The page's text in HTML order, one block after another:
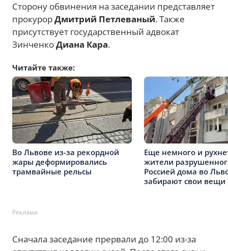
Сторону обвинения на заседании представляет
прокурорДмитрий Петлеваный. Также
присутствует государственный адвокат
ЗинченкоДиана Кара.
Читайте также:
Во Львове из-за рекордной
жары деформировались
трамвайные рельсы
Еще немного и
жители
Россией дома во
забирают свои вещи
Реклама
Сначала заседание прервали до 12:00 из-за